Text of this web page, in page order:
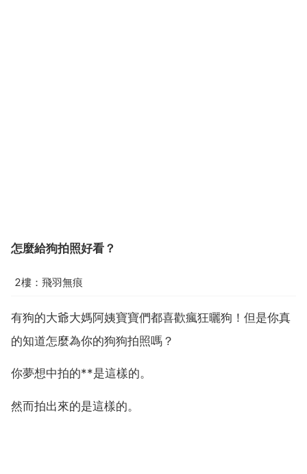
怎麼給狗拍照好看？
2樓：飛羽無痕
有狗的大爺大媽阿姨寶寶們都喜歡瘋狂曬狗！但是你真
的知道怎麼為你的狗狗拍照嗎？
你夢想中拍的**是這樣的。
然而拍出來的是這樣的。